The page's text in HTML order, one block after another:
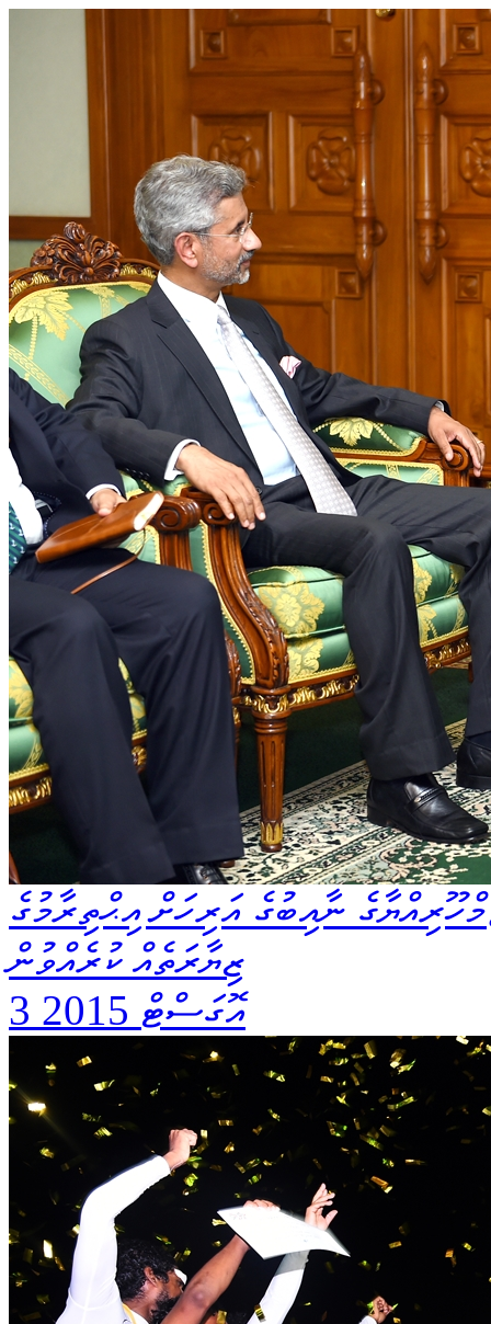
ނާއިބުގެ އަރިހަށް އިޙްތިރާމުގެ
ޒިޔާރަތެއް ކުރެއްވުން
3 އޮގަސްޓް 2015